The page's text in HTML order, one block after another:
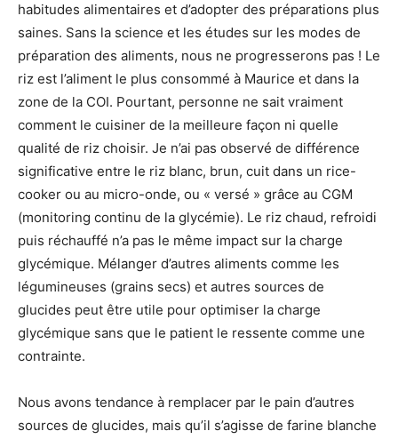
habitudes alimentaires et d’adopter des préparations plus
saines. Sans la science et les études sur les modes de
préparation des aliments, nous ne progresserons pas ! Le
riz est l’aliment le plus consommé à Maurice et dans la
zone de la COI. Pourtant, personne ne sait vraiment
comment le cuisiner de la meilleure façon ni quelle
qualité de riz choisir. Je n’ai pas observé de différence
significative entre le riz blanc, brun, cuit dans un rice-
cooker ou au micro-onde, ou « versé » grâce au CGM
(monitoring continu de la glycémie). Le riz chaud, refroidi
puis réchauffé n’a pas le même impact sur la charge
glycémique. Mélanger d’autres aliments comme les
légumineuses (grains secs) et autres sources de
glucides peut être utile pour optimiser la charge
glycémique sans que le patient le ressente comme une
contrainte.
Nous avons tendance à remplacer par le pain d’autres
sources de glucides, mais qu’il s’agisse de farine blanche